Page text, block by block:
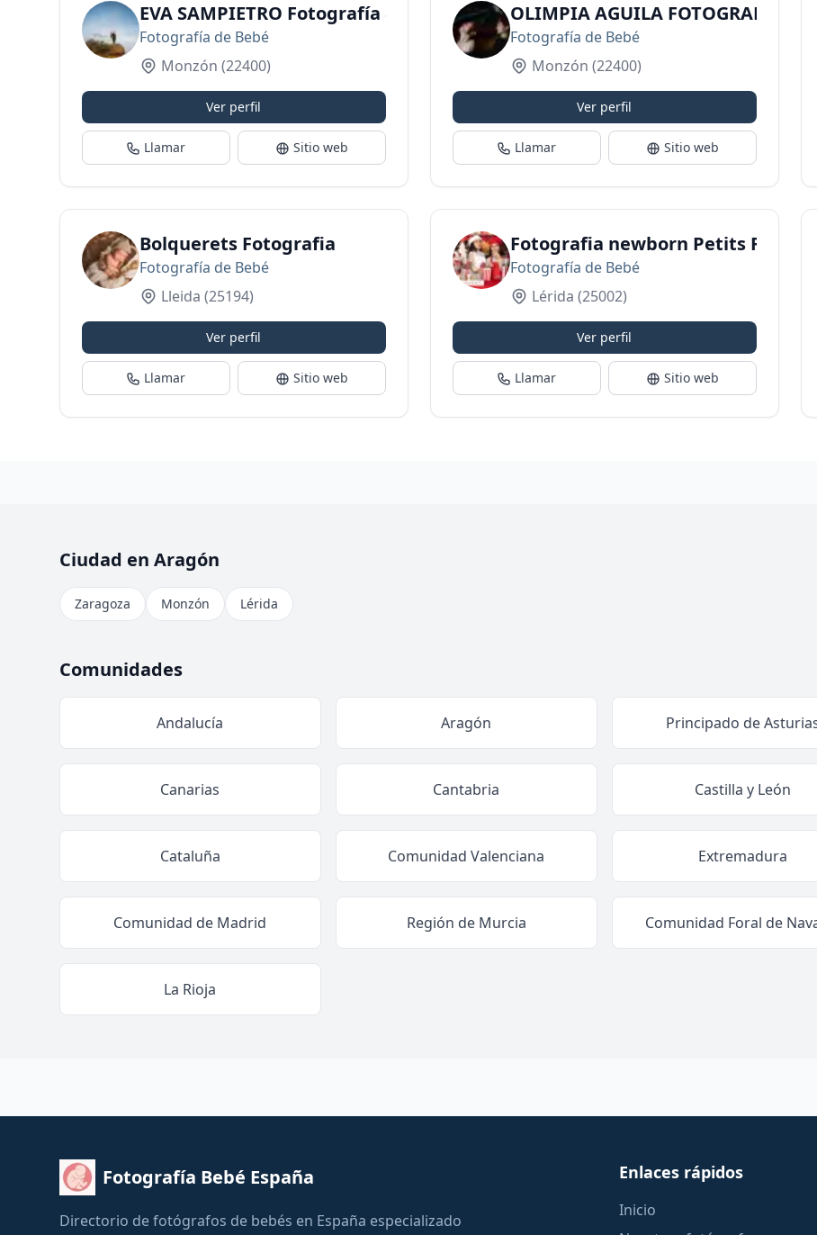
EVA SAMPIETRO Fotografía & Diseño
Fotografía de Bebé
Monzón (22400)
Ver perfil
Llamar Sitio web
OLIMPIA AGUILA FOTOGRAFIA &
Fotografía de Bebé
Monzón (22400)
Ver perfil
Llamar Sitio web
Bolquerets Fotografia
Fotografía de Bebé
Lleida (25194)
Ver perfil
Llamar Sitio web
Fotografia newborn Petits Reis
Fotografía de Bebé
Lérida (25002)
Ver perfil
Llamar Sitio web
Ciudad en Aragón
Zaragoza Monzón Lérida
Comunidades
Andalucía Aragón Principado de
Canarias Cantabria Castilla y León
Cataluña Comunidad Valenciana Extremadura
Comunidad de Madrid Región de Murcia Comunidad Foral de
La Rioja
Fotografía Bebé España
Directorio de fotógrafos de bebés en España especializado
Enlaces rápidos
Inicio